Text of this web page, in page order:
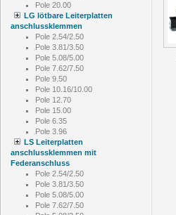
Pole 20.00
LG lötbare Leiterplatten
anschlussklemmen
Pole 2.54/2.50
Pole 3.81/3.50
Pole 5.08/5.00
Pole 7.62/7.50
Pole 9.50
Pole 10.16/10.00
Pole 12.70
Pole 15.00
Pole 6.35
Pole 3.96
LS Leiterplatten
anschlussklemmen mit
Federanschluss
Pole 2.54/2.50
Pole 3.81/3.50
Pole 5.08/5.00
Pole 7.62/7.50